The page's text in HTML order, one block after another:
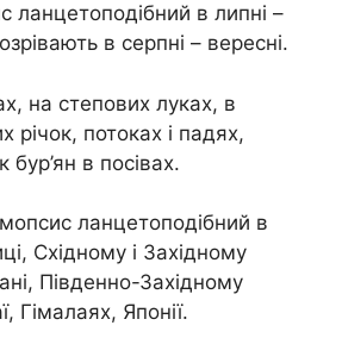
ланцетоподібний в липні –
в серпні – вересні.
на степових луках, в
річок, потоках і падях,
бур’ян в посівах.
ланцетоподібний в
Східному і Західному
Південно-Західному
Гімалаях, Японії.